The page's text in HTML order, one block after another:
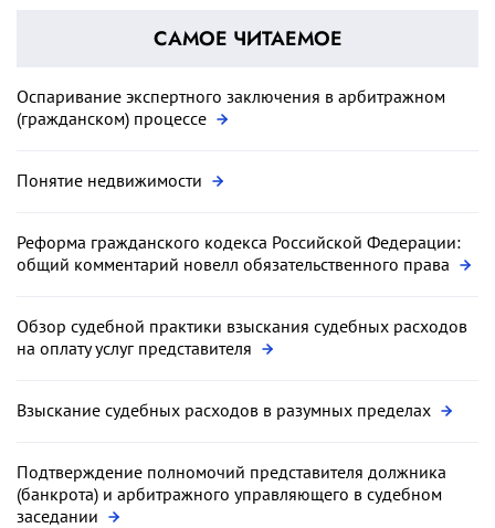
САМОЕ ЧИТАЕМОЕ
Оспаривание экспертного заключения в арбитражном
(гражданском) процессе
Понятие недвижимости
Реформа гражданского кодекса Российской Федерации:
общий комментарий новелл обязательственного права
Обзор судебной практики взыскания судебных расходов
на оплату услуг представителя
Взыскание судебных расходов в разумных пределах
Подтверждение полномочий представителя должника
(банкрота) и арбитражного управляющего в судебном
заседании